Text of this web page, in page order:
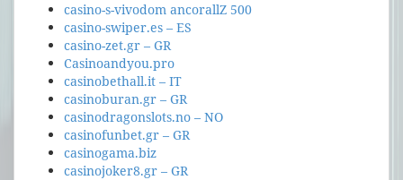
casino-s-vivodom ancorallZ 500
casino-swiper.es – ES
casino-zet.gr – GR
Casinoandyou.pro
casinobethall.it – IT
casinoburan.gr – GR
casinodragonslots.no – NO
casinofunbet.gr – GR
casinogama.biz
casinojoker8.gr – GR